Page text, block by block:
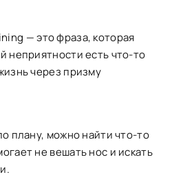
— это фраза, которая
неприятности есть что-то
через призму
плану, можно найти что-то
не вешать нос и искать